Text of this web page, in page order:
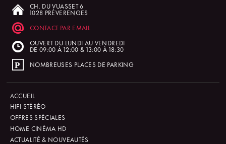
CH. DU VUASSET 6
1028 PRÉVERENGES
CONTACT PAR EMAIL
OUVERT DU LUNDI AU VENDREDI
DE 09:00 À 12:00 & 13:00 À 18:30
NOMBREUSES PLACES DE PARKING
ACCUEIL
HIFI STÉRÉO
OFFRES SPÉCIALES
HOME CINÉMA HD
ACTUALITÉ & NOUVEAUTÉS